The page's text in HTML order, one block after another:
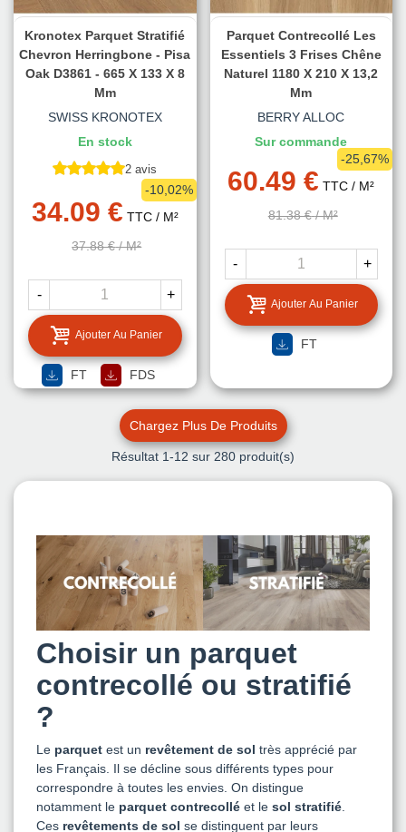
Kronotex Parquet Stratifié
Chevron Herringbone - Pisa
Oak D3861 - 665 X 133 X 8
Mm
SWISS KRONOTEX
En stock
2 avis
34.09 € TTC/ M²
37.88 € / M²
-10,02%
- +
Ajouter Au Panier
FT FDS
Parquet Contrecollé Les
Essentiels 3 Frises Chêne
Naturel 1180 X 210 X 13,2
Mm
BERRY ALLOC
Sur commande
60.49 € TTC / M²
81.38 € / M²
-25,67%
- +
Ajouter Au Panier
FT
Chargez Plus De Produits
Résultat 1-12 sur 280 produit(s)
Choisir un parquet
contrecollé ou stratifié
?
Le parquet est un revêtement de sol très apprécié par
les Français. Il se décline sous différents types pour
correspondre à toutes les envies. On distingue
notamment le parquet contrecollé et le sol stratifié
Ces revêtements de sol se distinguent par leurs